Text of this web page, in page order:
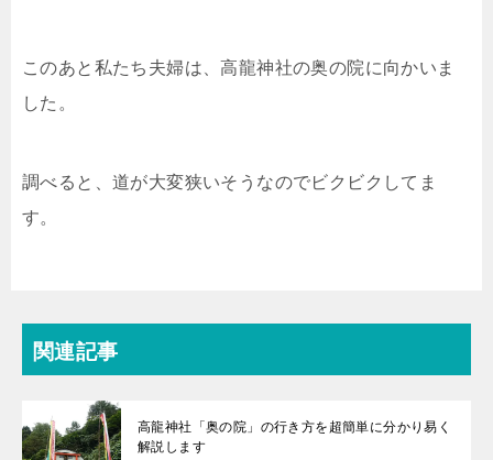
このあと私たち夫婦は、高龍神社の奥の院に向かいま
した。
調べると、道が大変狭いそうなのでビクビクしてま
す。
関連記事
高龍神社「奥の院」の行き方を超簡単に分かり易く
解説します